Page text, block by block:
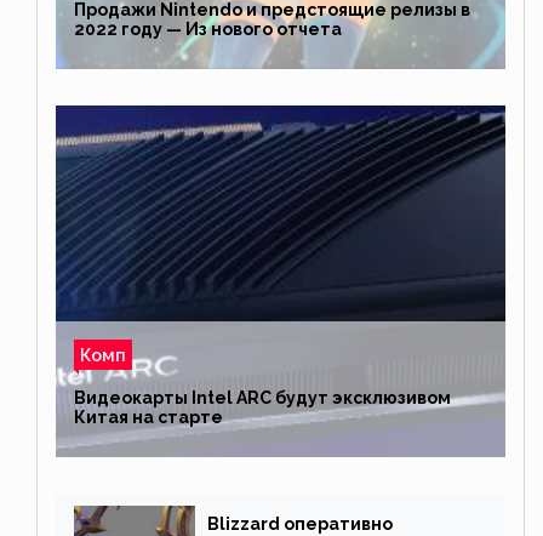
Продажи Nintendo и предстоящие релизы в
2022 году — Из нового отчета
Комп
Видеокарты Intel ARC будут эксклюзивом
Китая на старте
Blizzard оперативно